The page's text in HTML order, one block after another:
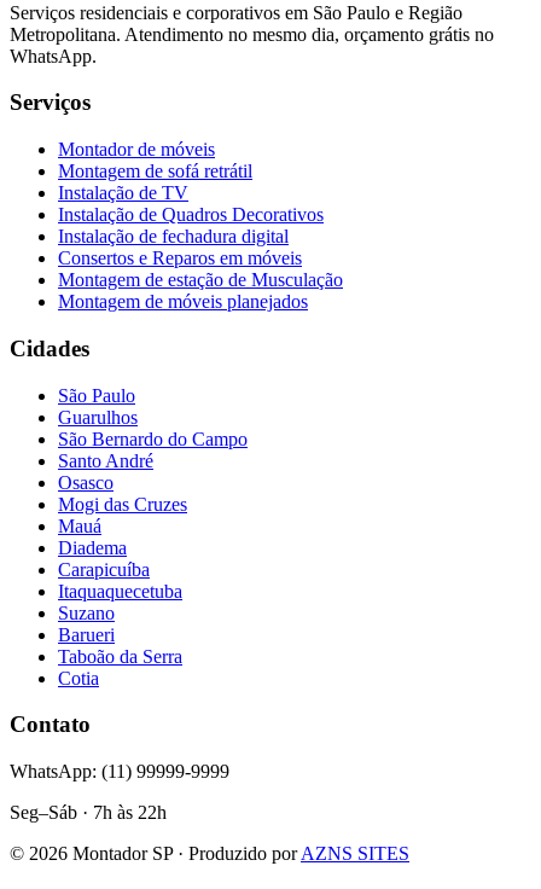
Serviços residenciais e corporativos em São Paulo e Região
Metropolitana. Atendimento no mesmo dia, orçamento grátis no
WhatsApp.
Serviços
Montador de móveis
Montagem de sofá retrátil
Instalação de TV
Instalação de Quadros Decorativos
Instalação de fechadura digital
Consertos e Reparos em móveis
Montagem de estação de Musculação
Montagem de móveis planejados
Cidades
São Paulo
Guarulhos
São Bernardo do Campo
Santo André
Osasco
Mogi das Cruzes
Mauá
Diadema
Carapicuíba
Itaquaquecetuba
Suzano
Barueri
Taboão da Serra
Cotia
Contato
WhatsApp: (11) 99999-9999
Seg–Sáb · 7h às 22h
© 2026 Montador SP · Produzido por AZNS SITES